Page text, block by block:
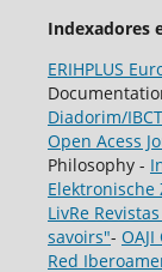
Indexadores
ERIHPLUS
Diadorim/IBCT
Open Acess
Philosophy -
LivRe
savoirs"-
Red